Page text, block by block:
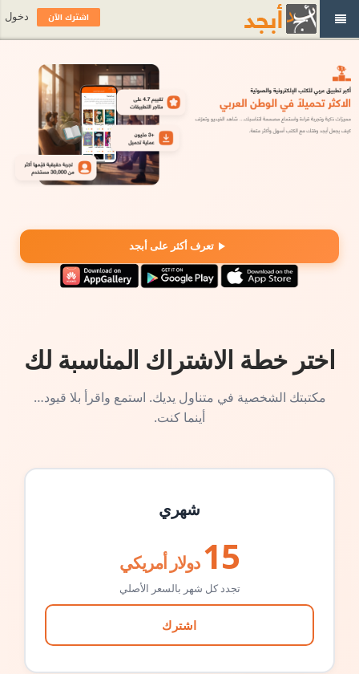
تعرف أكثر على أبجد
اختر خطة الاشتراك المناسبة لك
مكتبتك الشخصية في متناول يديك. استمع واقرأ بلا قيود…
أينما كنت.
شهري
15 دولار أمريكي
تجدد كل شهر بالسعر الأصلي
اشترك
اشترك الآن دخول